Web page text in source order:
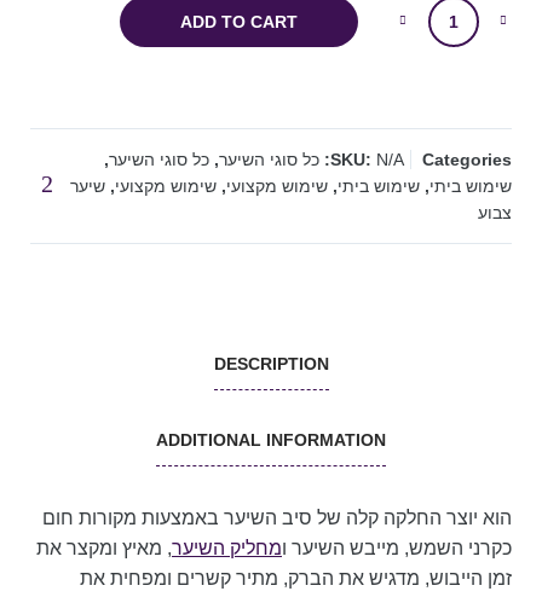
ADD TO CART
SKU: N/A Categories: כל סוגי השיער, כל סוגי השיער,
שימוש ביתי, שימוש ביתי, שימוש מקצועי, שימוש מקצועי, שיער
צבוע
DESCRIPTION
ADDITIONAL INFORMATION
הוא יוצר החלקה קלה של סיב השיער באמצעות מקורות חום
כקרני השמש, מייבש השיער ומחליק השיער, מאיץ ומקצר את
זמן הייבוש, מדגיש את הברק, מתיר קשרים ומפחית את